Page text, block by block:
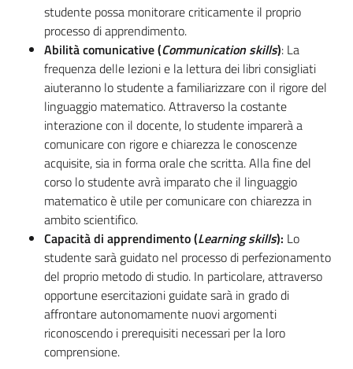
studente possa monitorare criticamente il proprio
processo di apprendimento.
Abilità comunicative (Communication skills): La
frequenza delle lezioni e la lettura dei libri consigliati
aiuteranno lo studente a familiarizzare con il rigore del
linguaggio matematico. Attraverso la costante
interazione con il docente, lo studente imparerà a
comunicare con rigore e chiarezza le conoscenze
acquisite, sia in forma orale che scritta. Alla fine del
corso lo studente avrà imparato che il linguaggio
matematico è utile per comunicare con chiarezza in
ambito scientifico.
Capacità di apprendimento (Learning skills): Lo
studente sarà guidato nel processo di perfezionamento
del proprio metodo di studio. In particolare, attraverso
opportune esercitazioni guidate sarà in grado di
affrontare autonomamente nuovi argomenti
riconoscendo i prerequisiti necessari per la loro
comprensione.